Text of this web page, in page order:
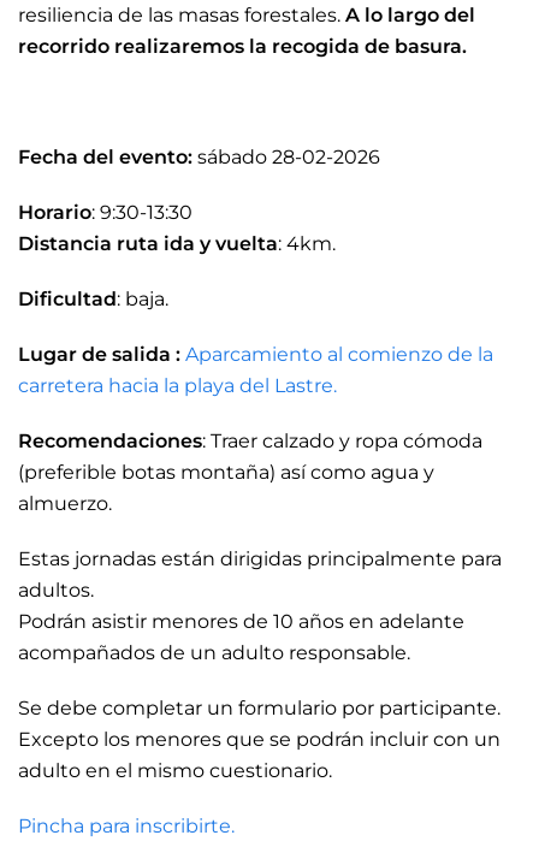
resiliencia de las masas forestales. A lo largo del
recorrido realizaremos la recogida de basura.
Fecha del evento: sábado 28-02-2026
Horario: 9:30-13:30
Distancia ruta ida y vuelta: 4km.
Dificultad: baja.
Lugar de salida : Aparcamiento al comienzo de la
carretera hacia la playa del Lastre.
Recomendaciones: Traer calzado y ropa cómoda
(preferible botas montaña) así como agua y
almuerzo.
Estas jornadas están dirigidas principalmente para
adultos.
Podrán asistir menores de 10 años en adelante
acompañados de un adulto responsable.
Se debe completar un formulario por participante.
Excepto los menores que se podrán incluir con un
adulto en el mismo cuestionario.
Pincha para inscribirte.